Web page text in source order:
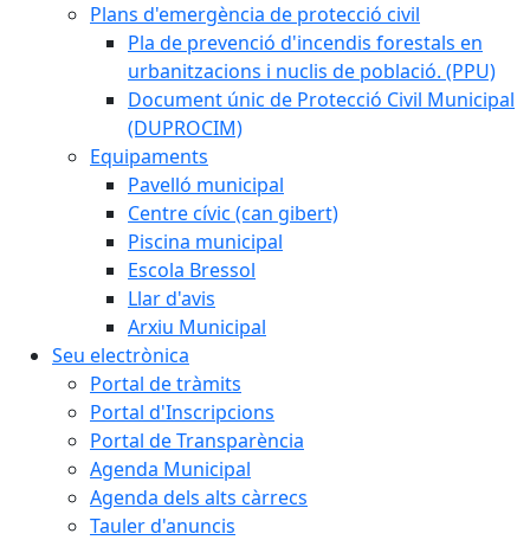
Plans d'emergència de protecció civil
Pla de prevenció d'incendis forestals en
urbanitzacions i nuclis de població. (PPU)
Document únic de Protecció Civil Municipal
(DUPROCIM)
Equipaments
Pavelló municipal
Centre cívic (can gibert)
Piscina municipal
Escola Bressol
Llar d'avis
Arxiu Municipal
Seu electrònica
Portal de tràmits
Portal d'Inscripcions
Portal de Transparència
Agenda Municipal
Agenda dels alts càrrecs
Tauler d'anuncis